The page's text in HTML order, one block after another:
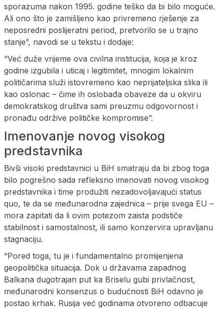
sporazuma nakon 1995. godine teško da bi bilo moguće.
Ali ono što je zamišljeno kao privremeno rješenje za
neposredni poslijeratni period, pretvorilo se u trajno
stanje”, navodi se u tekstu i dodaje:
“Već duže vrijeme ova civilna institucija, koja je kroz
godine izgubila i uticaj i legitimitet, mnogim lokalnim
političarima služi istovremeno kao neprijateljska slika ili
kao oslonac – čime ih oslobađa obaveze da u okviru
demokratskog društva sami preuzmu odgovornost i
pronađu održive političke kompromise”.
Imenovanje novog visokog
predstavnika
Bivši visoki predstavnici u BiH smatraju da bi zbog toga
bilo pogrešno sada refleksno imenovati novog visokog
predstavnika i time produžiti nezadovoljavajući status
quo, te da se međunarodna zajednica – prije svega EU –
mora zapitati da li ovim potezom zaista podstiče
stabilnost i samostalnost, ili samo konzervira upravljanu
stagnaciju.
“Pored toga, tu je i fundamentalno promijenjena
geopolitička situacija. Dok u državama zapadnog
Balkana dugotrajan put ka Briselu gubi privlačnost,
međunarodni konsenzus o budućnosti BiH odavno je
postao krhak. Rusija već godinama otvoreno odbacuje